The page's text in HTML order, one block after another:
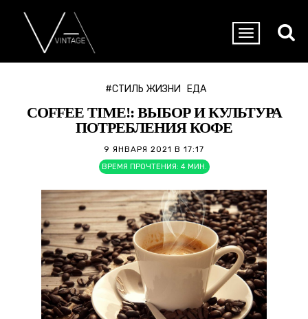
#СТИЛЬ ЖИЗНИ ЕДА
COFFEE TIME!: ВЫБОР И КУЛЬТУРА
ПОТРЕБЛЕНИЯ КОФЕ
9 ЯНВАРЯ 2021 В 17:17
ВРЕМЯ ПРОЧТЕНИЯ: 4 МИН.